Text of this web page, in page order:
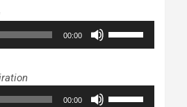
pour
augmenter
ou
volume.
00:00
pour
augmenter
00:00